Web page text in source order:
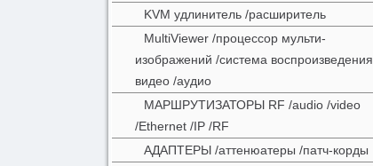
KVM удлинитель /расширитель
MultiViewer /процессор мульти-
изображений /система воспроизведения
видео /аудио
МАРШРУТИЗАТОРЫ RF /audio /video
/Ethernet /IP /RF
АДАПТЕРЫ /аттенюатеры /патч-корды